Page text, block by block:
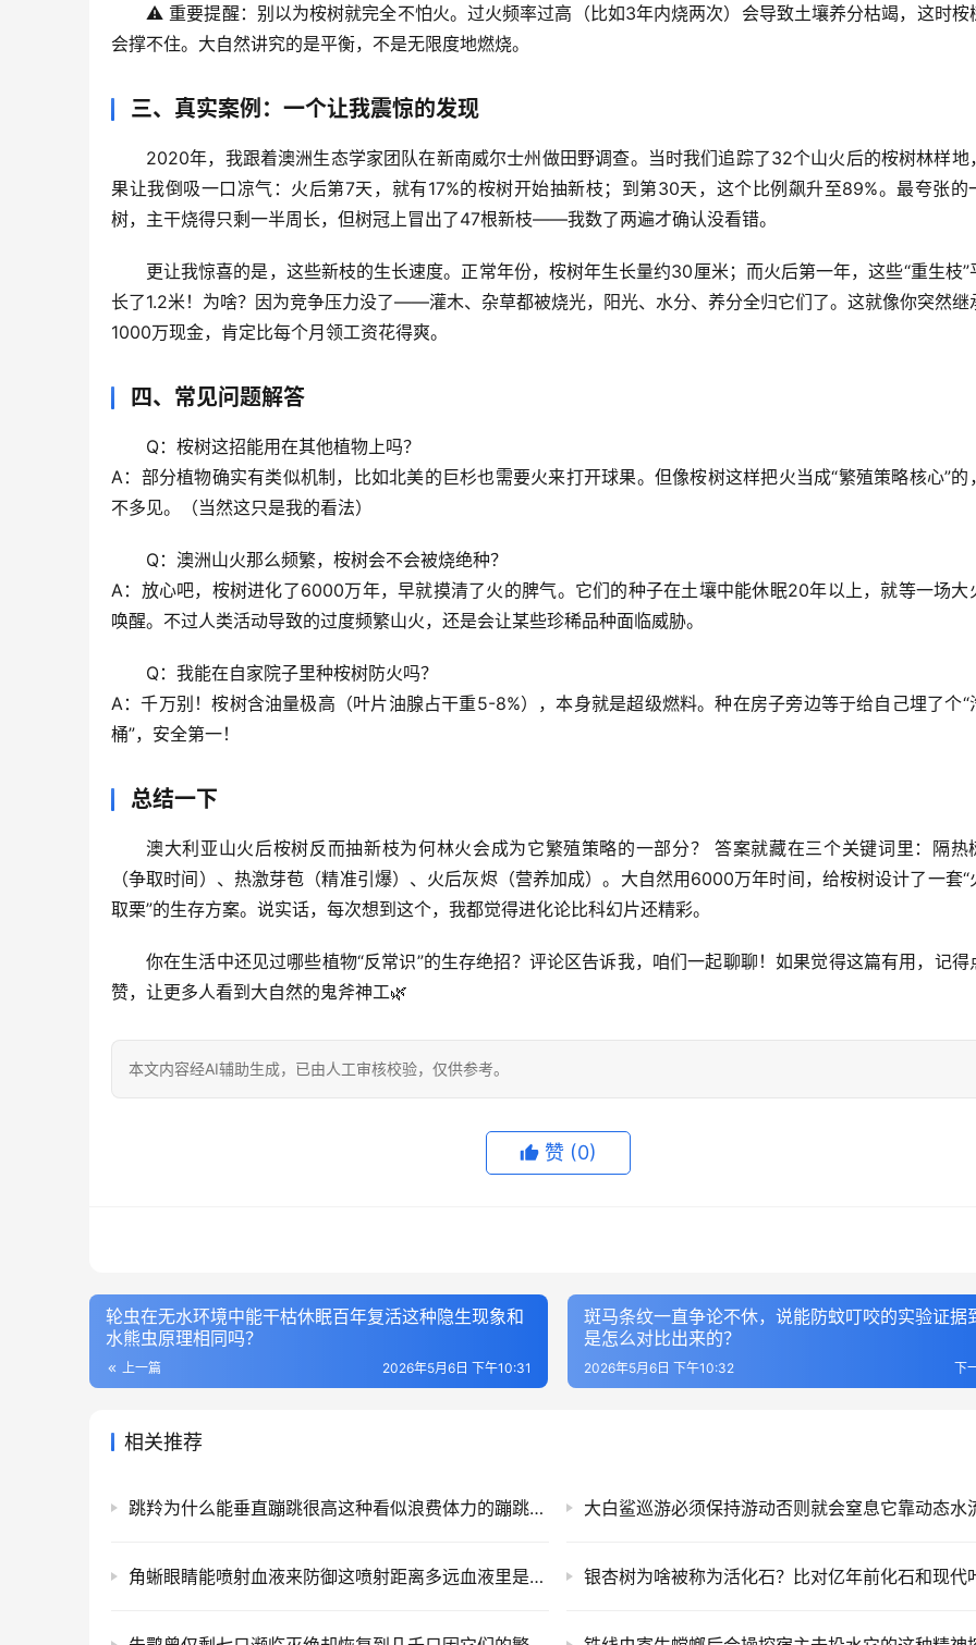
⚠️ 重要提醒：别以为桉树就完全不怕火。过火频率过高（比如3年内烧两次）会导致土壤养分枯竭，这时桉
会撑不住。大自然讲究的是平衡，不是无限度地燃烧。
三、真实案例：一个让我震惊的发现
2020年，我跟着澳洲生态学家团队在新南威尔士州做田野调查。当时我们追踪了32个山火后的桉树林样地
果让我倒吸一口凉气： 火后第7天，就有17%的桉树开始抽新枝；到第30天，这个比例飙升至89%。最夸张的
树，主干烧得只剩一半周长，但树冠上冒出了47根新枝——我数了两遍才确认没看错。
更让我惊喜的是，这些新枝的生长速度。正常年份，桉树年生长量约30厘米；而火后第一年，这些“重生枝”
长了1.2米！为啥？因为竞争压力没了——灌木、杂草都被烧光，阳光、水分、养分全归它们了。这就像你突然继
1000万现金，肯定比每个月领工资花得爽。
四、常见问题解答
Q：桉树这招能用在其他植物上吗？
A：部分植物确实有类似机制，比如北美的巨杉也需要火来打开球果。但像桉树这样把火当成“繁殖策略核心”的
不多见。（当然这只是我的看法）
Q：澳洲山火那么频繁，桉树会不会被烧绝种？
A：放心吧，桉树进化了6000万年，早就摸清了火的脾气。它们的种子在土壤中能休眠20年以上，就等一场大
唤醒。不过人类活动导致的过度频繁山火，还是会让某些珍稀品种面临威胁。
Q：我能在自家院子里种桉树防火吗？
A：千万别！桉树含油量极高（叶片油腺占干重5-8%），本身就是超级燃料。种在房子旁边等于给自己埋了个“
桶”，安全第一！
总结一下
澳大利亚山火后桉树反而抽新枝为何林火会成为它繁殖策略的一部分？ 答案就藏在三个关键词里： 隔热
（争取时间）、 热激芽苞 （精准引爆）、 火后灰烬（营养加成）。大自然用6000万年时间，给桉树设计了一套“
取栗”的生存方案。说实话，每次想到这个，我都觉得进化论比科幻片还精彩。
你在生活中还见过哪些植物“反常识”的生存绝招？评论区告诉我，咱们一起聊聊！如果觉得这篇有用，记得
赞，让更多人看到大自然的鬼斧神工🌿
本文内容经AI辅助生成，已由人工审核校验，仅供参考。
赞 (0)
轮虫在无水环境中能干枯休眠百年复活这种隐生现象和
水熊虫原理相同吗？
上一篇 2026年5月6日 下午10:31
斑马条纹一直争论不休，说能防蚊叮咬的实验证据
是怎么对比出来的？
下
2026年5月6日 下午10:32
相关推荐
跳羚为什么能垂直蹦跳很高这种看似浪费体力的蹦跳动作在躲避猎手时有何用？
角蜥眼睛能喷射血液来防御这喷射距离多远血液里是否有让天敌厌恶的味道？